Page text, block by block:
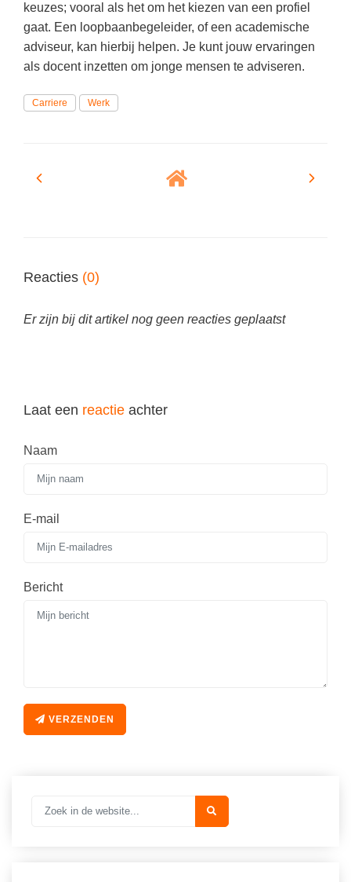
keuzes; vooral als het om het kiezen van een profiel
gaat. Een loopbaanbegeleider, of een academische
adviseur, kan hierbij helpen. Je kunt jouw ervaringen
als docent inzetten om jonge mensen te adviseren.
Carriere Werk
Reacties (0)
Er zijn bij dit artikel nog geen reacties geplaatst
Laat een reactie achter
Naam
E-mail
Bericht
VERZENDEN